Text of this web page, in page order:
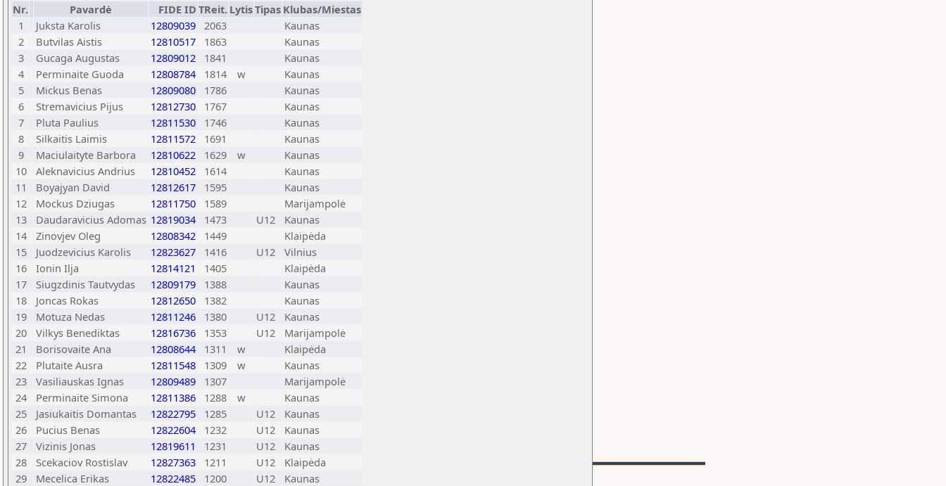
Nr. Pavardė FIDE ID TReit. LytisTipas Klubas/Miestas
1
Juksta Karolis 12809039 2063
Kaunas
2
Butvilas Aistis 12810517 1863
Kaunas
3
Gucaga Augustas 12809012 1841
Kaunas
4
Perminaite Guoda 12808784 1814 w
Kaunas
5
Mickus Benas 12809080 1786
Kaunas
6
Stremavicius Pijus 12812730 1767
Kaunas
7
Pluta Paulius 12811530 1746
Kaunas
8
Silkaitis Laimis 12811572 1691
Kaunas
9
Maciulaityte Barbora 12810622 1629 w
Kaunas
10
Aleknavicius Andrius 12810452 1614
Kaunas
11
Boyajyan David 12812617 1595
Kaunas
12
Mockus Dziugas 12811750 1589
Marijampolė
13
Daudaravicius Adomas 12819034 1473 U12
Kaunas
14
Zinovjev Oleg 12808342 1449
Klaipėda
15
Juodzevicius Karolis 12823627 1416 U12
Vilnius
16
Ionin Ilja 12814121 1405
Klaipėda
17
Siugzdinis Tautvydas 12809179 1388
Kaunas
18
Joncas Rokas 12812650 1382
Kaunas
19
Motuza Nedas 12811246 1380 U12
Kaunas
20
Vilkys Benediktas 12816736 1353 U12
Marijampolė
21
Borisovaite Ana 12808644 1311 w
Klaipėda
22
Plutaite Ausra 12811548 1309 w
Kaunas
23
Vasiliauskas Ignas 12809489 1307
Marijampolė
24
Perminaite Simona 12811386 1288 w
Kaunas
25
Jasiukaitis Domantas 12822795 1285 U12
Kaunas
26
Pucius Benas 12822604 1232 U12
Kaunas
27
Vizinis Jonas 12819611 1231 U12
Kaunas
28
Scekaciov Rostislav 12827363 1211 U12
Klaipėda
29
Mecelica Erikas 12822485 1200 U12
Kaunas